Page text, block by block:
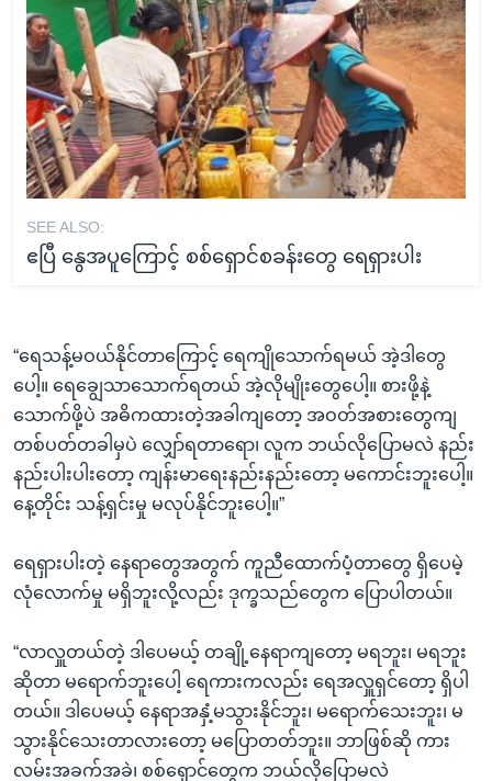
SEE ALSO:
ဧပြီ နွေအပူကြောင့် စစ်ရှောင်စခန်းတွေ ရေရှားပါး
“ရေသန့်မဝယ်နိုင်တာကြောင့် ရေကျိုသောက်ရမယ် အဲ့ဒါတွေ
ပေါ့။ ရေချွေသာသောက်ရတယ် အဲ့လိုမျိုးတွေပေါ့။ စားဖို့နဲ့
သောက်ဖို့ပဲ အဓိကထားတဲ့အခါကျတော့ အဝတ်အစားတွေကျ
တစ်ပတ်တခါမှပဲ လျှော်ရတာရော၊ လူက ဘယ်လိုပြောမလဲ နည်း
နည်းပါးပါးတော့ ကျန်းမာရေးနည်းနည်းတော့ မကောင်းဘူးပေါ့။
နေ့တိုင်း သန့်ရှင်းမှု မလုပ်နိုင်ဘူးပေါ့။”
ရေရှားပါးတဲ့ နေရာတွေအတွက် ကူညီထောက်ပံ့တာတွေ ရှိပေမဲ့
လုံလောက်မှု မရှိဘူးလို့လည်း ဒုက္ခသည်တွေက ပြောပါတယ်။
“လာလှူတယ်တဲ့ ဒါပေမယ့် တချို့နေရာကျတော့ မရဘူး၊ မရဘူး
ဆိုတာ မရောက်ဘူးပေါ့ ရေကားကလည်း ရေအလှူရှင်တော့ ရှိပါ
တယ်။ ဒါပေမယ့် နေရာအနှံ့မသွားနိုင်ဘူး၊ မရောက်သေးဘူး၊ မ
သွားနိုင်သေးတာလားတော့ မပြောတတ်ဘူး။ ဘာဖြစ်ဆို ကား
လမ်းအခက်အခဲ၊ စစ်ရှောင်တွေက ဘယ်လိုပြောမလဲ